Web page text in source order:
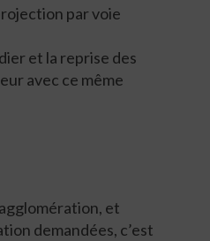
par voie
et la reprise des
avec ce même
et
demandées, c’est